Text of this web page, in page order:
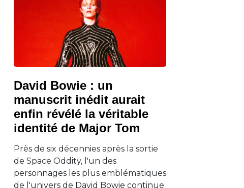
David Bowie : un
manuscrit inédit aurait
enfin révélé la véritable
identité de Major Tom
Près de six décennies après la sortie
de Space Oddity, l'un des
personnages les plus emblématiques
de l'univers de David Bowie continue